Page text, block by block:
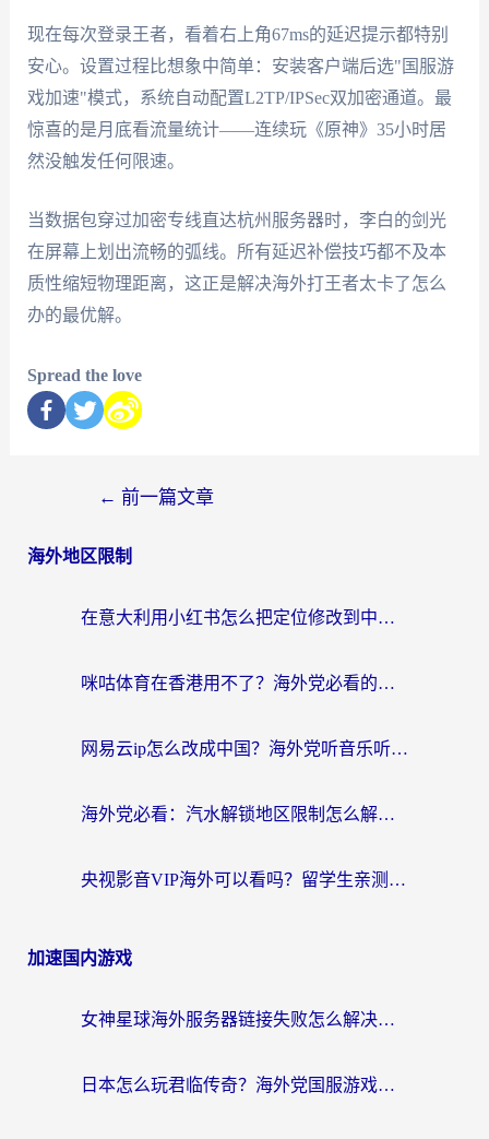
现在每次登录王者，看着右上角67ms的延迟提示都特别
安心。设置过程比想象中简单：安装客户端后选"国服游
戏加速"模式，系统自动配置L2TP/IPSec双加密通道。最
惊喜的是月底看流量统计——连续玩《原神》35小时居
然没触发任何限速。
当数据包穿过加密专线直达杭州服务器时，李白的剑光
在屏幕上划出流畅的弧线。所有延迟补偿技巧都不及本
质性缩短物理距离，这正是解决海外打王者太卡了怎么
办的最优解。
Spread the love
← 前一篇文章
海外地区限制
在意大利用小红书怎么把定位修改到中国国内？3个实用技巧+1个靠谱工具帮你搞定
咪咕体育在香港用不了？海外党必看的回国加速器选择指南（附3个真实场景解决方案）
网易云ip怎么改成中国？海外党听音乐听书的无痛解决方案
海外党必看：汽水解锁地区限制怎么解除？3招解决国内影音&生活服务难题
央视影音VIP海外可以看吗？留学生亲测有效的回国加速器选择指南
加速国内游戏
女神星球海外服务器链接失败怎么解决？海外党国服游戏加速避坑指南
日本怎么玩君临传奇？海外党国服游戏加速避坑指南（附菲律宾欧洲玩家实测）